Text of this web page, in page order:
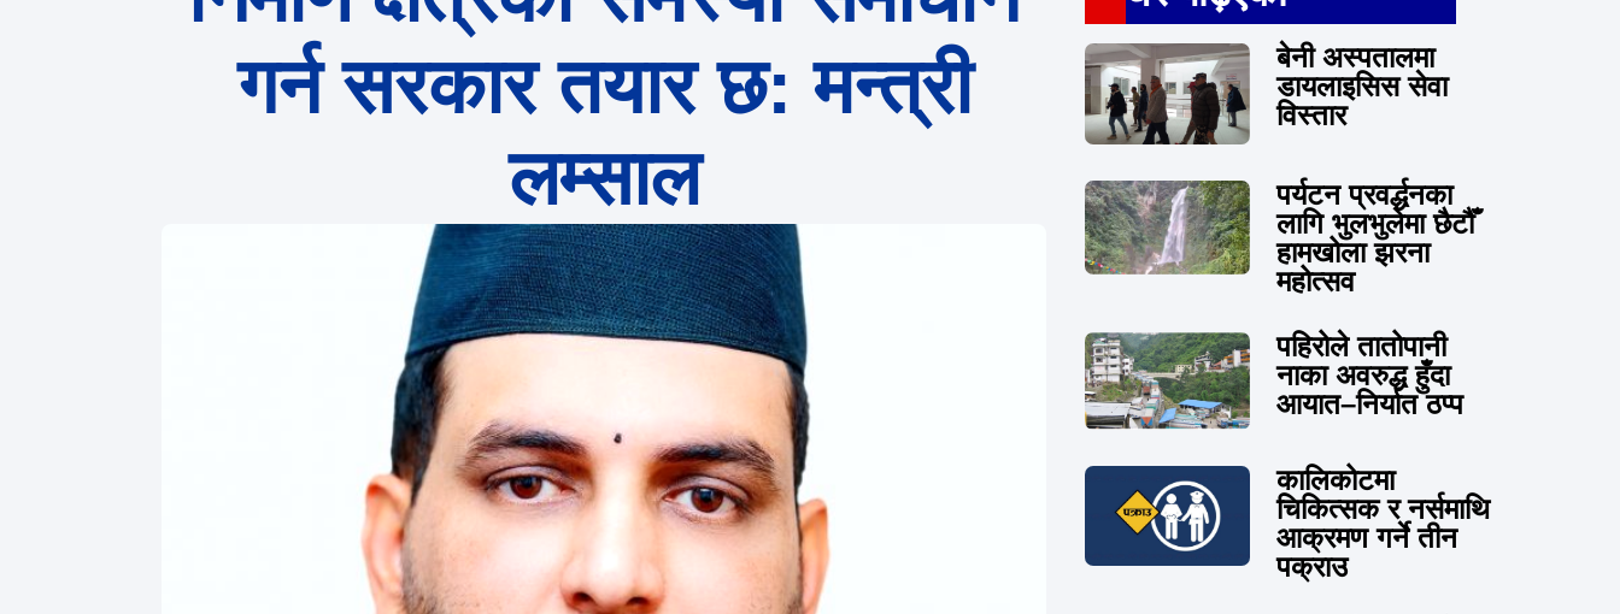
गर्न सरकार तयार छ: मन्त्री
लम्साल
बेनी अस्पतालमा
डायलाइसिस सेवा
विस्तार
पर्यटन प्रवर्द्धनका
लागि भुलभुलेमा छैटौँ
हामखोला झरना
महोत्सव
पहिरोले तातोपानी
नाका अवरुद्ध हुँदा
आयात–निर्यात ठप्प
कालिकोटमा
चिकित्सक र नर्समाथि
आक्रमण गर्ने तीन
पक्राउ